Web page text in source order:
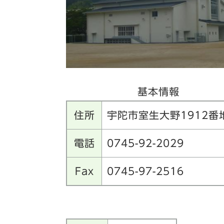
基本情報
住所 宇陀市室生大野1912番
電話 0745-92-2029
Fax 0745-97-2516